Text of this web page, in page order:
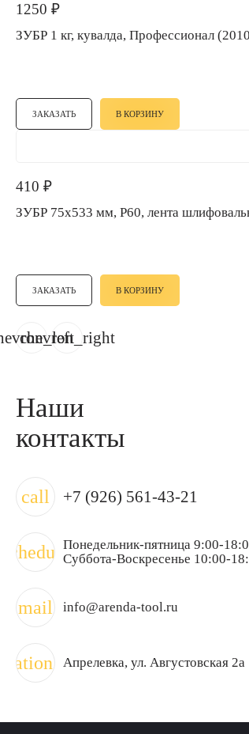
1250 ₽
ЗУБР 1 кг, кувалда, Профессионал
ЗАКАЗАТЬ В КОРЗИНУ
410 ₽
ЗУБР 75х533 мм, P60, лента
ЗАКАЗАТЬ В КОРЗИНУ
chevron_right
Наши
контакты
call +7 (926) 561-43-21
scheduleПонедельник-пятница 9:00-
Суббота-Воскресенье 10:00-
mail info@arenda-tool.ru
Апрелевка, ул. Августовская 2а